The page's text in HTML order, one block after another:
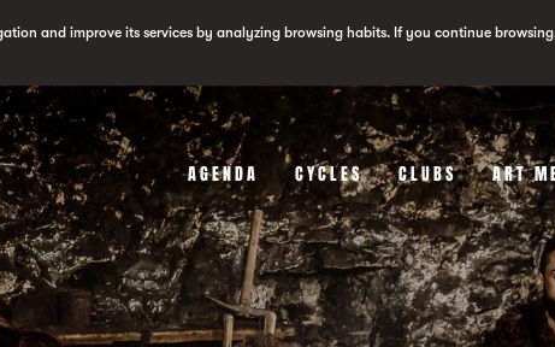
and improve its services by analyzing browsing habits. If you continue
AGENDA CYCLES CLUBS ART